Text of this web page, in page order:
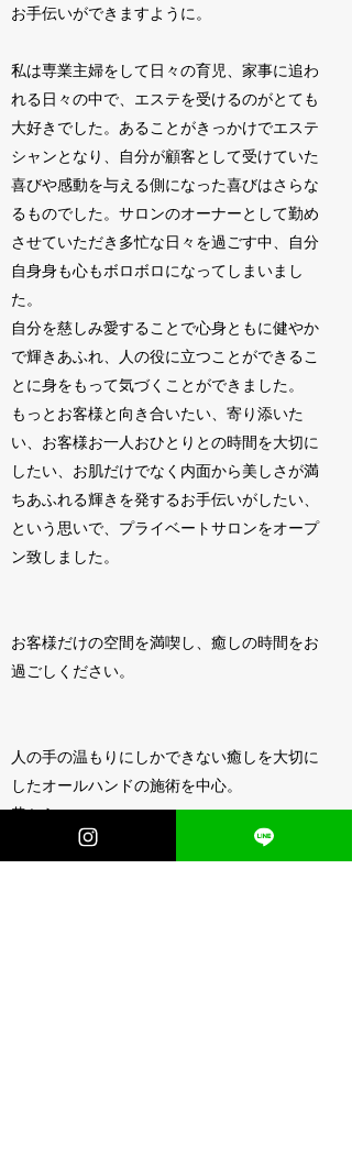
お手伝いができますように。
私は専業主婦をして日々の育児、家事に追わ
れる日々の中で、エステを受けるのがとても
大好きでした。あることがきっかけでエステ
シャンとなり、自分が顧客として受けていた
喜びや感動を与える側になった喜びはさらな
るものでした。サロンのオーナーとして勤め
させていただき多忙な日々を過ごす中、自分
自身身も心もボロボロになってしまいまし
た。
自分を慈しみ愛することで心身ともに健やか
で輝きあふれ、人の役に立つことができるこ
とに身をもって気づくことができました。
もっとお客様と向き合いたい、寄り添いた
い、お客様お一人おひとりとの時間を大切に
したい、お肌だけでなく内面から美しさが満
ちあふれる輝きを発するお手伝いがしたい、
という思いで、プライベートサロンをオープ
ン致しました。
お客様だけの空間を満喫し、癒しの時間をお
過ごしください。
人の手の温もりにしかできない癒しを大切に
したオールハンドの施術を中心。
昔から
「手当て」という言葉があるように手で直接